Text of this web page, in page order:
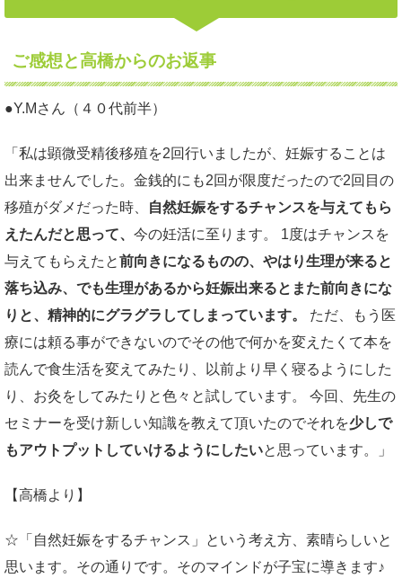
ご感想と高橋からのお返事
●Y.Mさん（４０代前半）
「私は顕微受精後移殖を2回行いましたが、妊娠することは
出来ませんでした。金銭的にも2回が限度だったので2回目の
移殖がダメだった時、
自然妊娠をするチャンスを与えてもら
えたんだと思って、 今の妊活に至ります。 1度はチャンスを
与えてもらえたと前向きになるものの、やはり生理が来ると
落ち込み、でも生理があるから妊娠出来るとまた前向きにな
りと、精神的にグラグラしてしまっています。
ただ、もう医
療には頼る事ができないのでその他で何かを変えたくて本を
読んで食生活を変えてみたり、以前より早く寝るようにした
り、お灸をしてみたりと色々と試しています。 今回、先生の
セミナーを受け新しい知識を教えて頂いたのでそれを少しで
もアウトプットしていけるようにしたいと思っています。」
【高橋より】
☆「自然妊娠をするチャンス」という考え方、素晴らしいと
思います。その通りです。そのマインドが子宝に導きます♪